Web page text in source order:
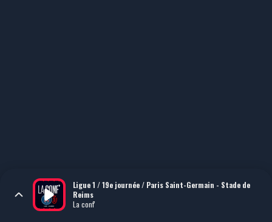
Ligue 1 / 19e journée / Paris Saint-Germain - Stade de
Reims
La conf'